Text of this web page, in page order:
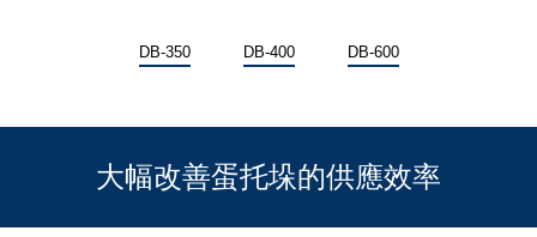
DB-350 DB-400 DB-600
大幅改善蛋托垛的供應效率